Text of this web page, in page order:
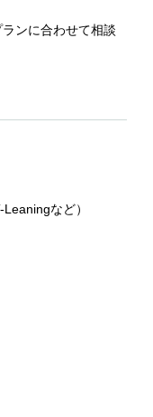
ンに合わせて相談
など）